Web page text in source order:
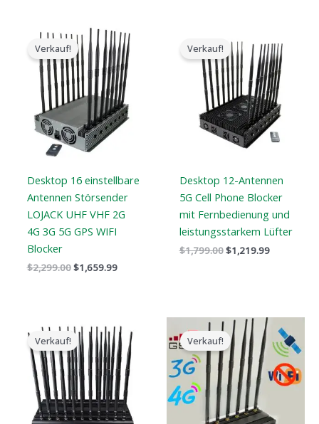
Verkauf!
Desktop 16 einstellbare
Antennen Störsender
LOJACK UHF VHF 2G
4G 3G 5G GPS WIFI
Blocker
$2,299.00
ursprüngliche
Preis
war:
$2,299.00.
$1,659.99
Der
aktuelle
Preis
ist:
$1,659.99.
Verkauf!
Desktop 12-Antennen
5G Cell Phone Blocker
mit Fernbedienung und
leistungsstarkem Lüfter
$1,799.00
ursprüngliche
Preis
war:
$1,799.00.
$1,219.99
aktuelle
Preis
ist:
$1,219.99.
Verkauf!
ursprüngliche
Preis
war:
$1,519.00.
aktuelle
Preis
ist:
$789.88.
Verkauf!
Der
ursprüngliche
Preis
war:
$899.00.
Der
aktuelle
Preis
ist:
$508.99.